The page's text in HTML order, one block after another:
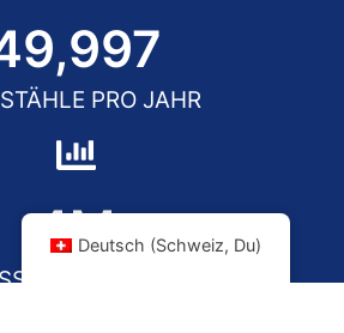
PRO JAHR
PRO JAHR
5M
Deutsch (Schweiz, Du)